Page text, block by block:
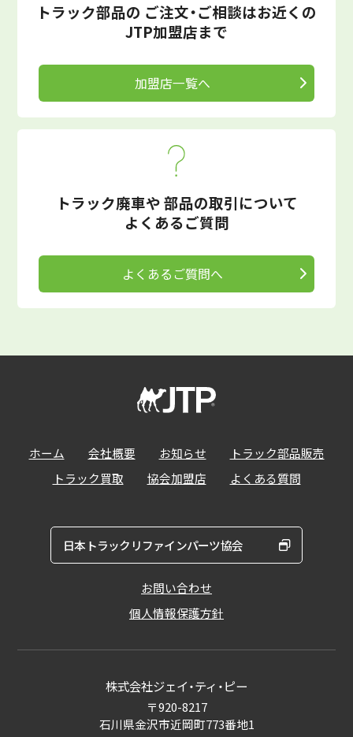
トラック部品の ご注文・ご相談はお近くの
JTP加盟店まで
加盟店一覧へ
トラック廃車や部品の取引について
よくあるご質問
よくあるご質問へ
ホーム 会社概要 お知らせ
トラック部品販売
トラック買取
協会加盟店 よくある質問
日本トラックリファインパーツ協会
お問い合わせ
個人情報保護方針
株式会社ジェイ・ティ・ピー
〒920-8217
石川県金沢市近岡町773番地1